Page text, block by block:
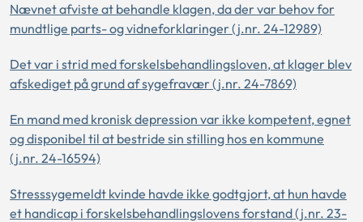
Nævnet afviste at behandle klagen, da der var behov for
mundtlige parts- og vidneforklaringer (j.nr. 24-12989)
Det var i strid med forskelsbehandlingsloven, at klager blev
afskediget på grund af sygefravær (j.nr. 24-7869)
En mand med kronisk depression var ikke kompetent, egnet
og disponibel til at bestride sin stilling hos en kommune
(j.nr. 24-16594)
Stresssygemeldt kvinde havde ikke godtgjort, at hun havde
et handicap i forskelsbehandlingslovens forstand (j.nr. 23-